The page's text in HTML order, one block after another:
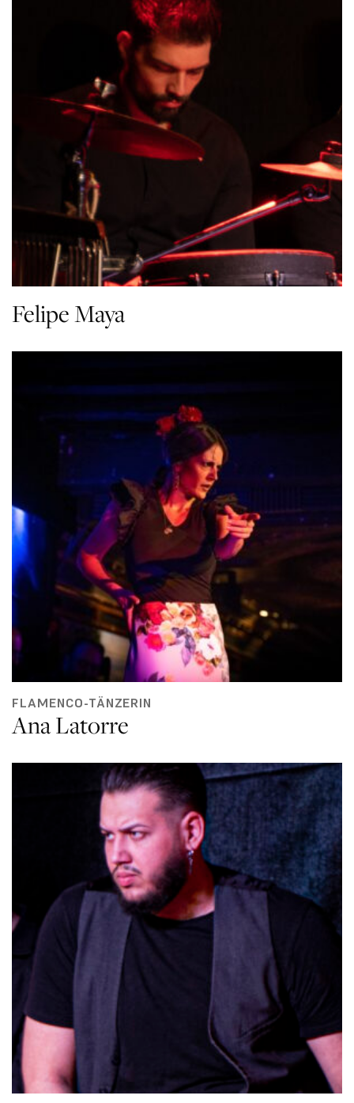
Felipe Maya
FLAMENCO-TÄNZERIN
Ana Latorre